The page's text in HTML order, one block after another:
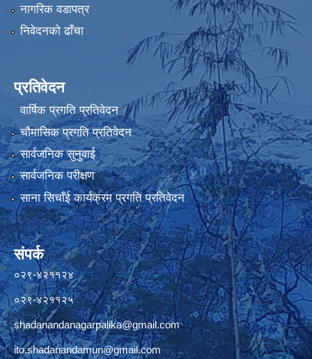
नागरिक वडापत्र
निवेदनको ढाँचा
प्रतिवेदन
वार्षिक प्रगति प्रतिवेदन
चौमासिक प्रगति प्रतिवेदन
सार्वजनिक सुनुवाई
सार्वजनिक परीक्षण
साना सिचाँई कार्यक्रम प्रगति प्रतिवेदन
संपर्क
०२९-४२११२४
०२९-४२११२५
shadanandanagarpalika@gmail.com
ito.shadanandamun@gmail.com